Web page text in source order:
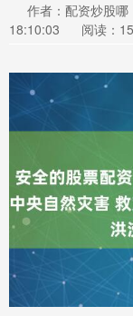
作者：配资炒股哪
18:10:03
阅读：